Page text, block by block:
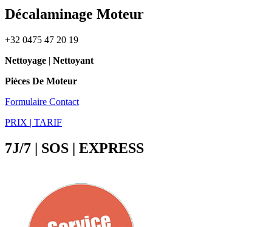
Décalaminage Moteur
+32 0475 47 20 19
Nettoyage | Nettoyant
Pièces De Moteur
Formulaire Contact
PRIX | TARIF
7J/7 | SOS | EXPRESS